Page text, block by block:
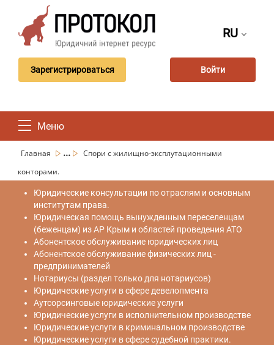
RU
Зарегистрироваться Войти
Меню
Главная ...
Спори с жилищно-эксплутационными
конторами.
Юридические консультации по отраслям и основным
институтам права.
Юридическая помощь вынужденным переселенцам
(беженцам) из АР Крым и областей проведения АТО
Абонентское обслуживание юридических лиц
Абонентское обслуживание физических лиц -
предпринимателей
Нотариусы (раздел только для нотариусов)
Юридические услуги в сфере девелопмента
Аутсорсинговые юридические услуги
Юридические услуги в исполнительном производстве
Юридические услуги в криминальном производстве
Юридические услуги в сфере судебной практики.